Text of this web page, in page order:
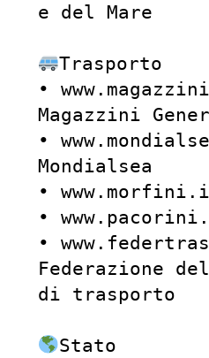
e del Mare
Trasporto
•
Magazzini
•
Mondialsea
•
•
•
Federazione
di trasporto
Stato